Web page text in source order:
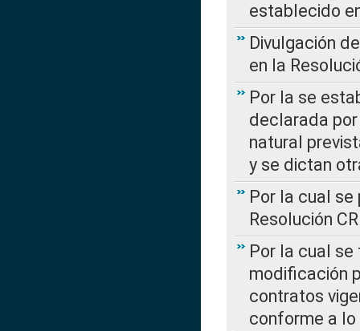
establecido
Divulgación
en la
Por la se
declarada
natural
y se dictan
Por la cual
Resolución
Por la cual
modificación
contratos
conforme a lo